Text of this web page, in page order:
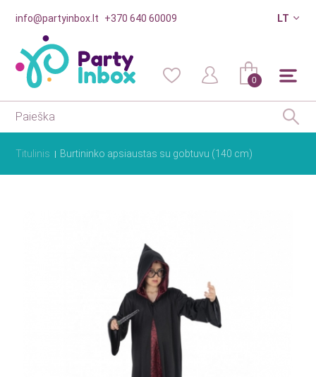
info@partyinbox.lt +370 640 60009 LT
0
Titulinis Burtininko apsiaustas su gobtuvu (140 cm)